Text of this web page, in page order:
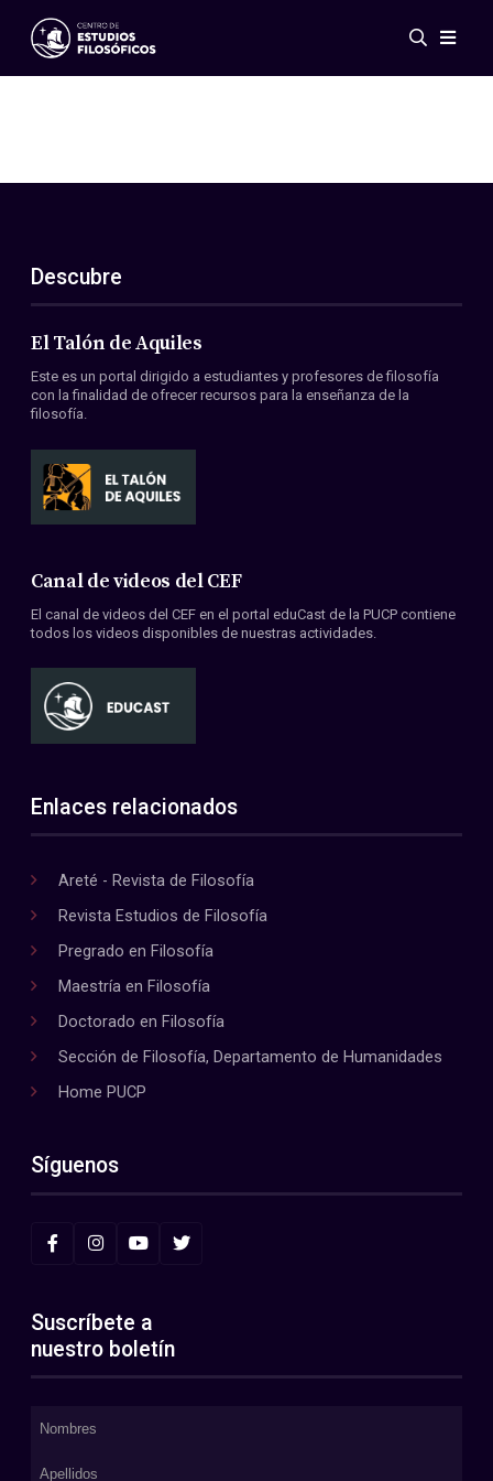
Eventos
ES
EN
Acerca de nosotros
Miembros
Convenios
Descubre
El Talón de Aquiles
Este es un portal dirigido a estudiantes y profesores de filosofía
con la finalidad de ofrecer recursos para la enseñanza de la
filosofía.
Canal de videos del CEF
El canal de videos del CEF en el portal eduCast de la PUCP contiene
todos los videos disponibles de nuestras actividades.
Enlaces relacionados
Areté - Revista de Filosofía
Revista Estudios de Filosofía
Pregrado en Filosofía
Maestría en Filosofía
Doctorado en Filosofía
Sección de Filosofía, Departamento de Humanidades
Home PUCP
Síguenos
Suscríbete a
nuestro boletín